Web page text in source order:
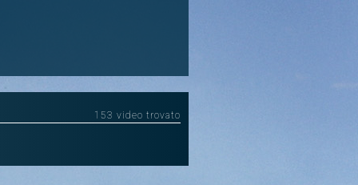
153 video trovato